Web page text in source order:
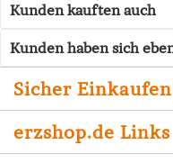
Kunden kauften auch
Kunden haben sich
Sicher
erzshop.de Links